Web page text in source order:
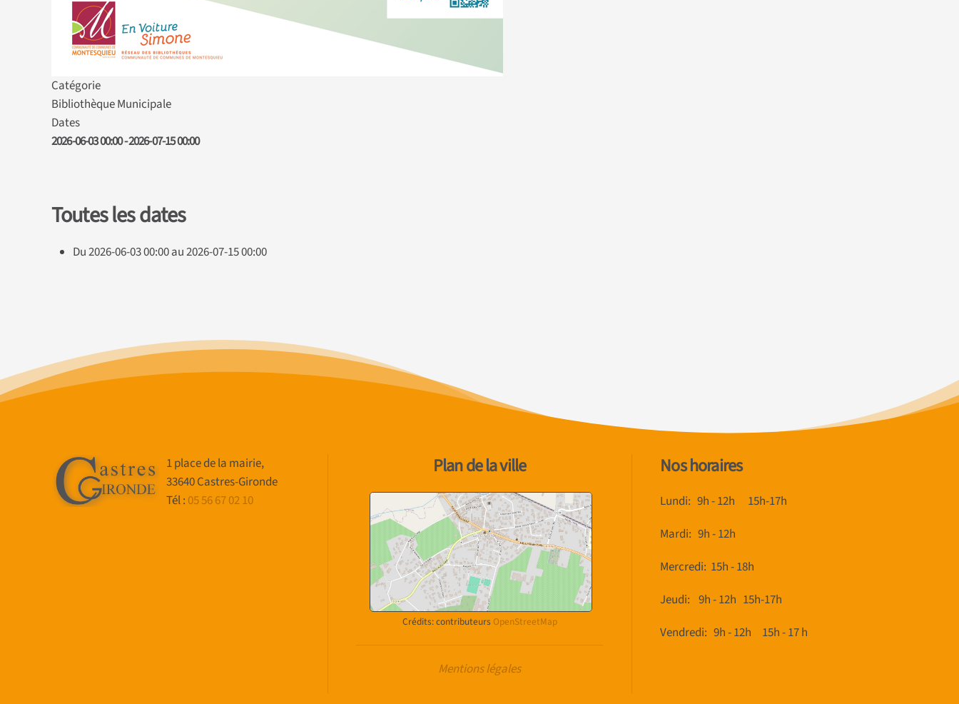
Catégorie
Bibliothèque Municipale
Dates
2026-06-0300:00-2026-07-1500:00
Toutes les dates
Du2026-06-0300:00au2026-07-1500:00
1 place de la mairie,
33640 Castres-Gironde
Tél : 05 56 67 02 10
Plan de la ville
Crédits: contributeurs OpenStreetMap
Mentions légales
Nos horaires
Lundi: 9h - 12h 15h-17h
Mardi: 9h - 12h
Mercredi: 15h - 18h
Jeudi: 9h - 12h 15h-17h
Vendredi:9h - 12h 15h - 17 h